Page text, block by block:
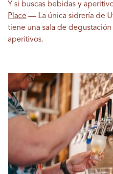
Y si buscas bebidas y
Place — La única sidrería de
tiene una sala de
aperitivos.